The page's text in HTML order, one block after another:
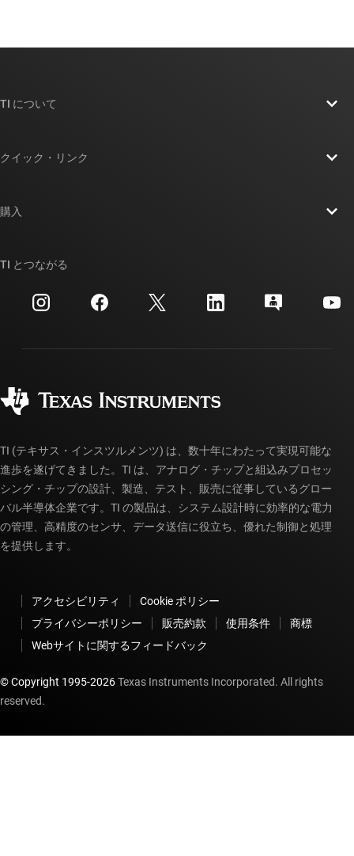
TI について
投資家向け情報
製造
クイック・リンク
クロスリファレンス検索
カスタマー・サポート・センター
myTI アカウントの FAQ
購入
ご注文に関する FAQ
TI とつながる
TI (テキサス・インスツルメンツ) は、数十年にわたって実現可能な
進歩を遂げてきました。TI は、アナログ・チップと組込みプロセッ
シング・チップの設計、製造、テスト、販売に従事しているグロー
バル半導体企業です。TI の製品は、システム設計時に効率的な電力
の管理、高精度のセンサ、データ送信に役立ち、優れた制御と処理
を提供します。
アクセシビリティ
Cookie ポリシー
プライバシーポリシー
販売約款 使用条件
商標
Webサイトに関するフィードバック
© Copyright 1995-2026Texas Instruments Incorporated. All rights
reserved.